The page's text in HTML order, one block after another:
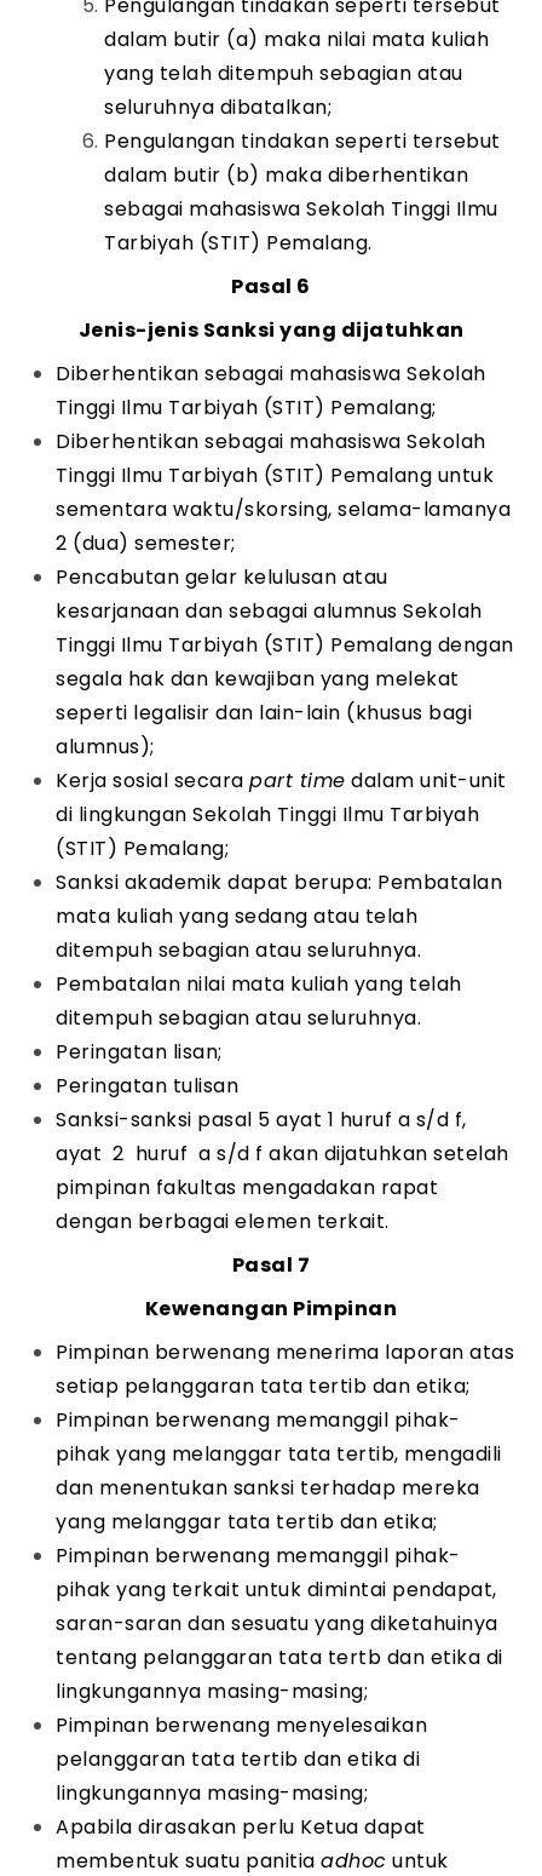
dalam butir (a) maka nilai mata kuliah
yang telah ditempuh sebagian atau
seluruhnya dibatalkan;
Pengulangan tindakan seperti tersebut
dalam butir (b) maka diberhentikan
sebagai mahasiswa Sekolah Tinggi Ilmu
Tarbiyah (STIT) Pemalang.
Pasal 6
Jenis-jenis Sanksi yang dijatuhkan
Diberhentikan sebagai mahasiswa Sekolah
Tinggi Ilmu Tarbiyah (STIT) Pemalang;
Diberhentikan sebagai mahasiswa Sekolah
Tinggi Ilmu Tarbiyah (STIT) Pemalang untuk
sementara waktu/skorsing, selama-lamanya
2 (dua) semester;
Pencabutan gelar kelulusan atau
kesarjanaan dan sebagai alumnus Sekolah
Tinggi Ilmu Tarbiyah (STIT) Pemalang dengan
segala hak dan kewajiban yang melekat
seperti legalisir dan lain-lain (khusus bagi
alumnus);
Kerja sosial secarapart time dalam unit-unit
di lingkungan Sekolah Tinggi Ilmu Tarbiyah
(STIT) Pemalang;
Sanksi akademik dapat berupa: Pembatalan
mata kuliah yang sedang atau telah
ditempuh sebagian atau seluruhnya.
Pembatalan nilai mata kuliah yang telah
ditempuh sebagian atau seluruhnya.
Peringatan lisan;
Peringatan tulisan
Sanksi-sanksi pasal 5 ayat 1 huruf a s/d f,
ayat 2 huruf a s/d f akan dijatuhkan setelah
pimpinan fakultas mengadakan rapat
dengan berbagai elemen terkait.
Pasal 7
Kewenangan Pimpinan
Pimpinan berwenang menerima laporan atas
setiap pelanggaran tata tertib dan etika;
Pimpinan berwenang memanggil pihak-
pihak yang melanggar tata tertib, mengadili
dan menentukan sanksi terhadap mereka
yang melanggar tata tertib dan etika;
Pimpinan berwenang memanggil pihak-
pihak yang terkait untuk dimintai pendapat,
saran-saran dan sesuatu yang diketahuinya
tentang pelanggaran tata tertb dan etika di
lingkungannya masing-masing;
Pimpinan berwenang menyelesaikan
pelanggaran tata tertib dan etika di
lingkungannya masing-masing;
Apabila dirasakan perlu Ketua dapat
membentuk suatu panitiaadhoc untuk